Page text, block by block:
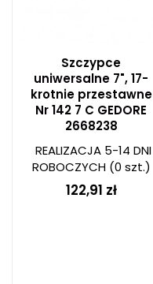
Szczypce
uniwersalne 7", 17-
krotnie przestawne
Nr 142 7 C GEDORE
2668238
REALIZACJA 5-14 DNI
ROBOCZYCH(0 szt.)
122,91 zł